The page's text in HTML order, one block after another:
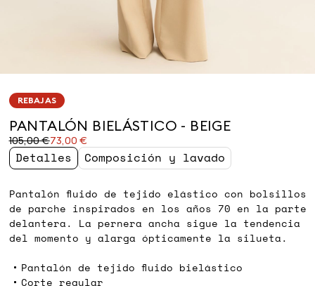
REBAJAS
PANTALÓN BIELÁSTICO - BEIGE
105,00 €73,00 €
Precio
original
105,00
Precio
actual
73,00
Detalles Composición y lavado
Pantalón fluido de tejido elástico con bolsillos
de parche inspirados en los años 70 en la parte
delantera. La pernera ancha sigue la tendencia
del momento y alarga ópticamente la silueta.
Pantalón de tejido fluido bielástico
Corte regular